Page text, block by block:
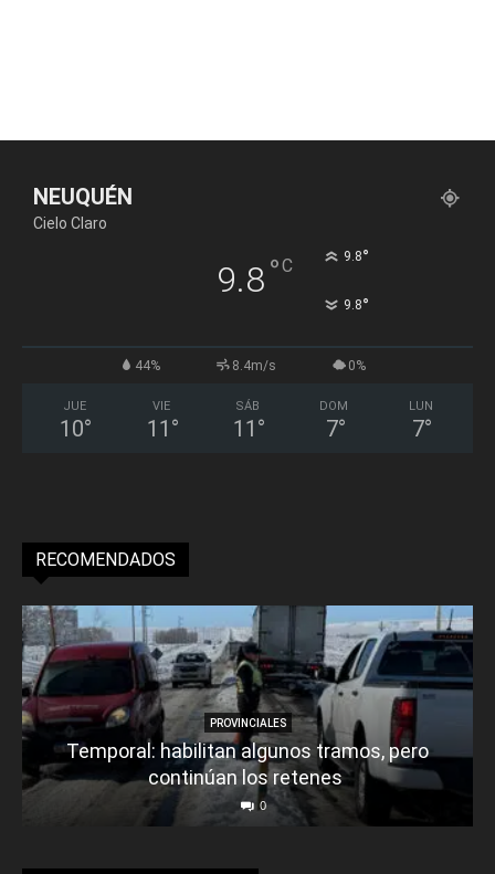
NEUQUÉN
Cielo Claro
9.8°C 9.8°
9.8°
44% 8.4m/s 0%
JUE
10°
VIE
11 °
SÁB
11 °
DOM
7°
LUN
7°
RECOMENDADOS
PROVINCIALES
Temporal: habilitan algunos tramos, pero
continúan los retenes
0